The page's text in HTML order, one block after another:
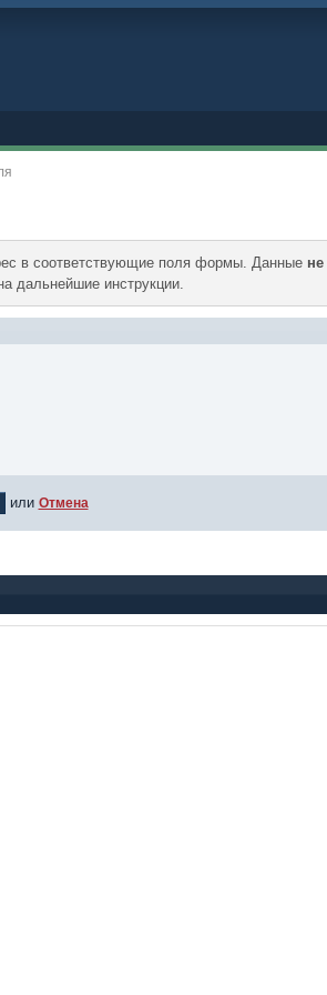
в соответствующие поля формы. Данные не
дальнейшие инструкции.
или Отмена